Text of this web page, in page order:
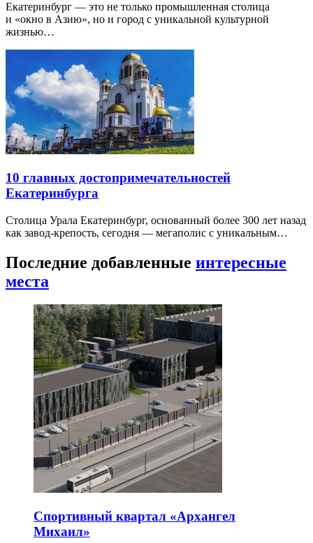
Екатеринбург — это не только промышленная столица
и «окно в Азию», но и город с уникальной культурной
жизнью…
10 главных достопримечательностей
Екатеринбурга
Столица Урала Екатеринбург, основанный более 300 лет назад
как завод-крепость, сегодня — мегаполис с уникальным…
Последние добавленные интересные
места
Спортивный квартал «Архангел
Михаил»